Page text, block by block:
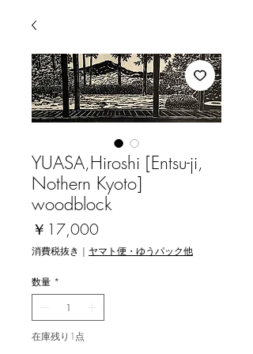
YUASA,Hiroshi [Entsu-ji,
Nothern Kyoto]
woodblock
￥17,000
格
消費税抜き | ヤマト便・ゆうパック他
数量 *
在庫残り1点